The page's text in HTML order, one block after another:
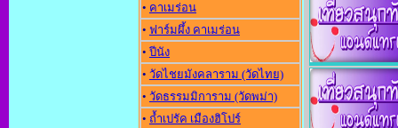
• คาเมร่อน
• ฟาร์มผึ้ง คาเมร่อน
• ปีนัง
• วัดไชยมังคลาราม (วัดไทย)
• วัดธรรมมิการาม (วัดพม่า)
• ถ้ำเปรัค เมืองฮิโปร์